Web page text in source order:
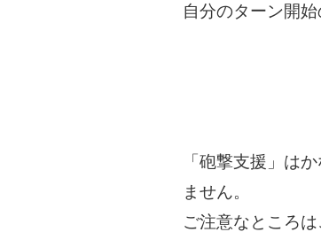
自分のターン開
「砲撃支援」は
ません。
ご注意なところ